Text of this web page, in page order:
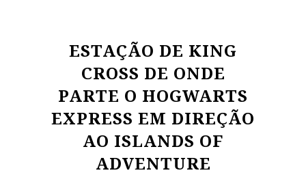
ESTAÇÃO DE KING
CROSS DE ONDE
PARTE O HOGWARTS
EXPRESS EM DIREÇÃO
AO ISLANDS OF
ADVENTURE